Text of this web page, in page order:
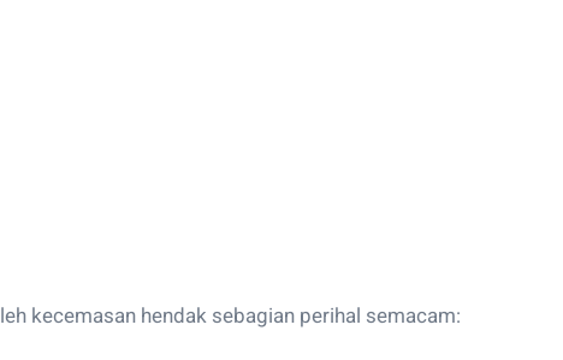
kecemasan hendak sebagian perihal semacam: